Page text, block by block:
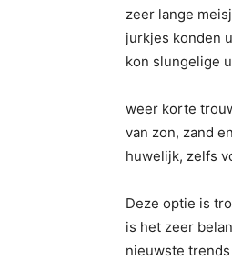
zeer lange
jurkjes konden
kon slungelige
weer korte
van zon, zand
huwelijk, zelfs
Deze optie is
is het zeer
nieuwste